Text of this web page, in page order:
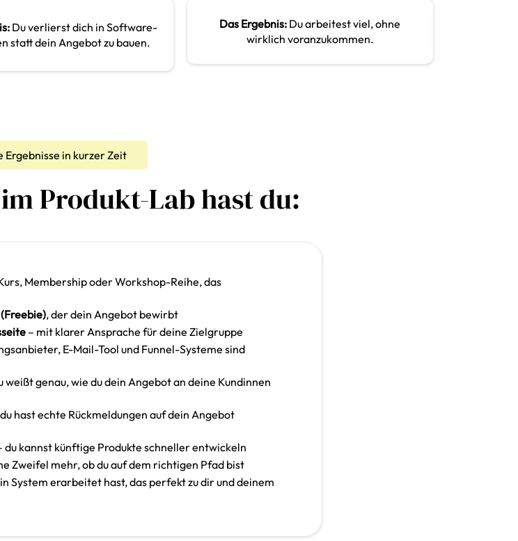
Du verlierst dich in Software-
statt dein Angebot zu bauen.
Das Ergebnis: Du arbeitest viel, ohne
wirklich voranzukommen.
Ergebnisse in kurzer Zeit
im Produkt-Lab hast du:
Membership oder Workshop-Reihe, das
, der dein Angebot bewirbt
– mit klarer Ansprache für deine Zielgruppe
E-Mail-Tool und Funnel-Systeme sind
weißt genau, wie du dein Angebot an deine Kundinnen
hast echte Rückmeldungen auf dein Angebot
du kannst künftige Produkte schneller entwickeln
Zweifel mehr, ob du auf dem richtigen Pfad bist
System erarbeitet hast, das perfekt zu dir und deinem